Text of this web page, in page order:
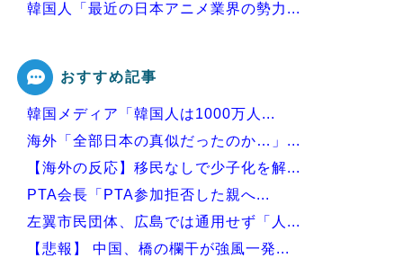
韓国人「最近の日本アニメ業界の勢力...
Powered by livedoor 相互RSS
おすすめ記事
韓国メディア「韓国人は1000万人...
海外「全部日本の真似だったのか…」...
【海外の反応】移民なしで少子化を解...
PTA会長「PTA参加拒否した親へ...
左翼市民団体、広島では通用せず「人...
【悲報】 中国、橋の欄干が強風一発...